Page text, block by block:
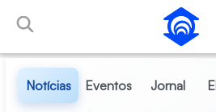
Pular para o Conteúdo principal
Notícias Eventos Jornal